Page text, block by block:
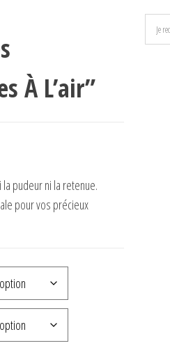
À L’air”
pudeur ni la retenue.
pour vos précieux